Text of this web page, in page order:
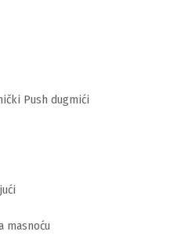
Push dugmići
masnoću